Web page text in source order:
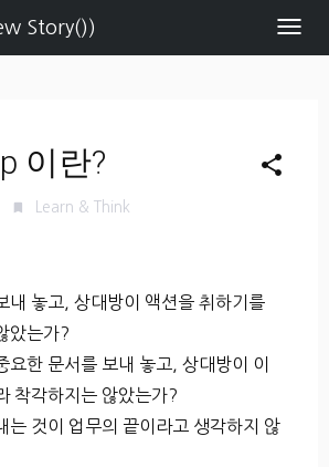
Story())
이란? share
Learn & Think
내 놓고, 상대방이 액션을 취하기를
았는가?
요한 문서를 보내 놓고, 상대방이 이
착각하지는 않았는가?
는 것이 업무의 끝이라고 생각하지 않